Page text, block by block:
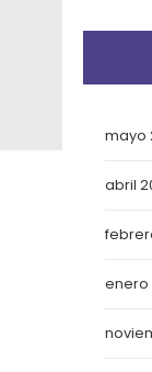
mayo
abril
enero